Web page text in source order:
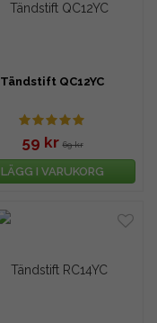
Tändstift QC12YC
59 kr 69 kr
LÄGG I VARUKORG